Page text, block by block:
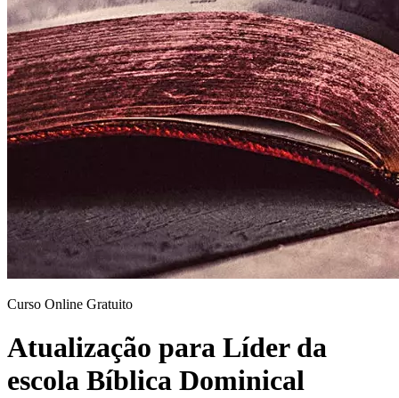
Curso Online Gratuito
Atualização para Líder da
escola Bíblica Dominical